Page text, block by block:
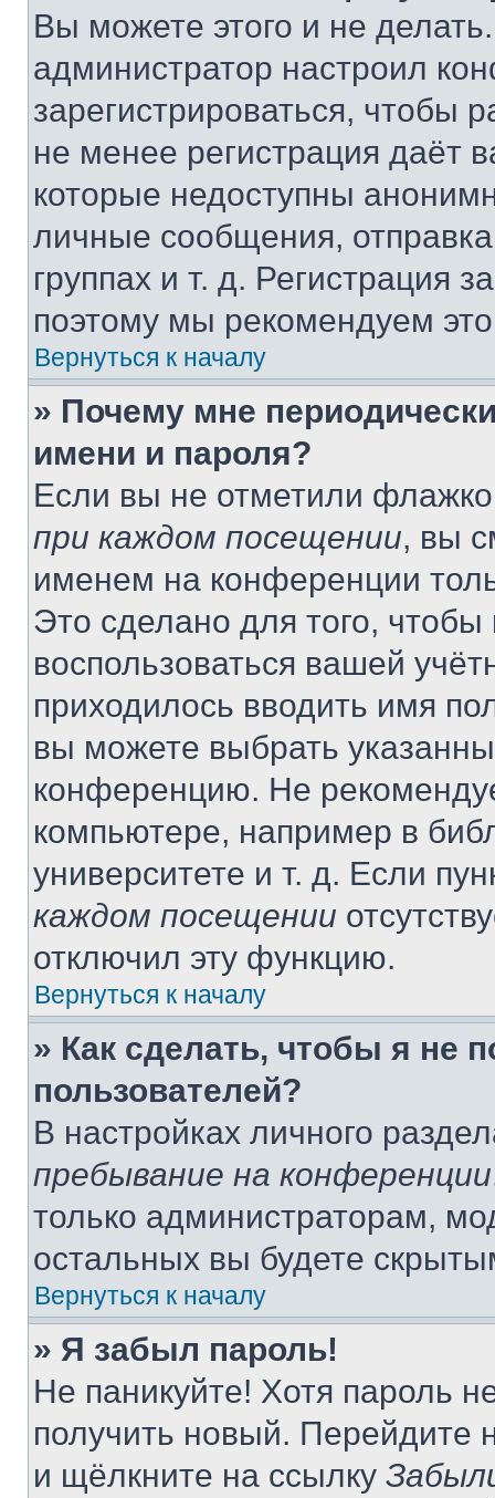
Вы можете этого и не
администратор настроил
зарегистрироваться, чтобы
не менее регистрация даёт
которые недоступны
личные сообщения,
группах и т. д. Регистрация
поэтому мы рекомендуем
Вернуться к началу
» Почему мне
имени и пароля?
Если вы не отметили
при каждом посещении, вы
именем на конференции
Это сделано для того, чтобы
воспользоваться вашей
приходилось вводить имя
вы можете выбрать
конференцию. Не
компьютере, например в
университете и т. д. Если
каждом посещении
отключил эту функцию.
Вернуться к началу
» Как сделать, чтобы я не
пользователей?
В настройках личного
пребывание на конференции
только администраторам,
остальных вы будете
Вернуться к началу
» Я забыл пароль!
Не паникуйте! Хотя пароль
получить новый. Перейдите
и щёлкните на ссылку